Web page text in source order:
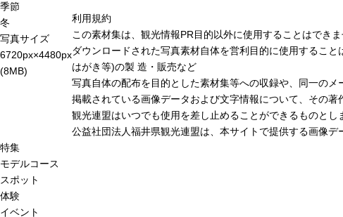
季節
冬
写真サイズ
6720px×4480px
(8MB)
利用規約
この素材集は、観光情報PR目的以外に使用することはできま
ダウンロードされた写真素材自体を営利目的に使用するこ
はがき等)の製 造・販売など
写真自体の配布を目的とした素材集等への収録や、同一の
掲載されている画像データおよび文字情報について、その
観光連盟はいつでも使用を差し止めることができるものとし
公益社団法人福井県観光連盟は、本サイトで提供する画像
特集
モデルコース
スポット
体験
イベント